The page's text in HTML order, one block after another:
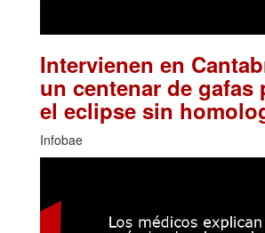
Intervienen en
un centenar de gafas
el eclipse sin
Infobae